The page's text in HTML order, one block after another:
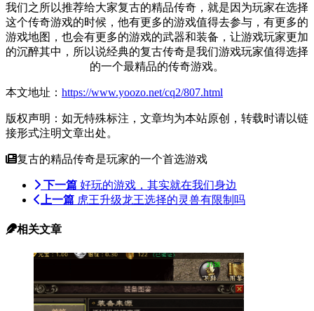
我们之所以推荐给大家复古的精品传奇，就是因为玩家在选择
这个传奇游戏的时候，他有更多的游戏值得去参与，有更多的
游戏地图，也会有更多的游戏的武器和装备，让游戏玩家更加
的沉醉其中，所以说经典的复古传奇是我们游戏玩家值得选择
的一个最精品的传奇游戏。
本文地址： https://www.yoozo.net/cq2/807.html
版权声明：如无特殊标注，文章均为本站原创，转载时请以链
接形式注明文章出处。
复古的精品传奇是玩家的一个首选游戏
下一篇 好玩的游戏，其实就在我们身边
上一篇 虎王升级龙王选择的灵兽有限制吗
相关文章